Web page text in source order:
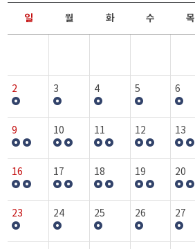
일 월 화 수 목
2 3 4 5 6
9 10 11 12 13
16 17 18 19 20
23 24 25 26 27